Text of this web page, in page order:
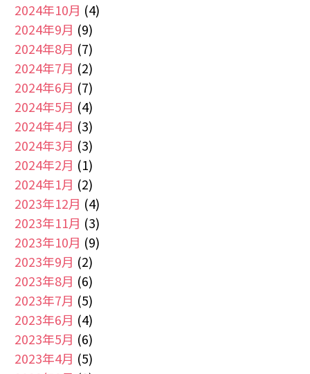
2024年10月 (4)
2024年9月 (9)
2024年8月 (7)
2024年7月 (2)
2024年6月 (7)
2024年5月 (4)
2024年4月 (3)
2024年3月 (3)
2024年2月 (1)
2024年1月 (2)
2023年12月 (4)
2023年11月 (3)
2023年10月 (9)
2023年9月 (2)
2023年8月 (6)
2023年7月 (5)
2023年6月 (4)
2023年5月 (6)
2023年4月 (5)